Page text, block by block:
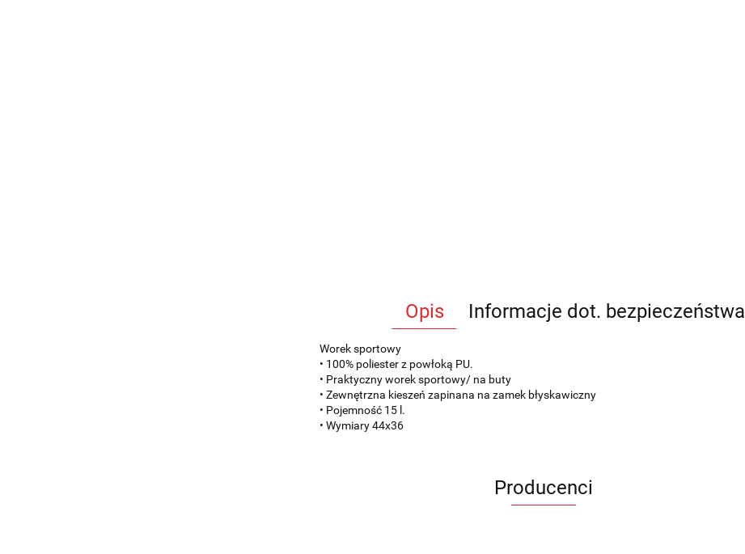
Opis Informacje dot. bezpieczeństwa
Worek sportowy
• 100% poliester z powłoką PU.
• Praktyczny worek sportowy/ na buty
• Zewnętrzna kieszeń zapinana na zamek błyskawiczny
• Pojemność 15 l.
• Wymiary 44x36
Producenci